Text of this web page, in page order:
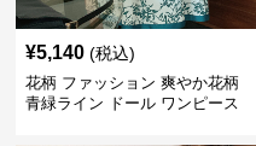
¥5,140 (税込)
花柄 ファッション 爽やか花柄
青緑ライン ドール ワンピース